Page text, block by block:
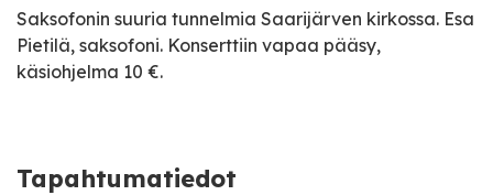
Saksofonin suuria tunnelmia Saarijärven kirkossa. Esa
Pietilä, saksofoni. Konserttiin vapaa pääsy,
käsiohjelma 10 €.
Tapahtumatiedot